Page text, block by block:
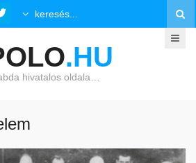
.HU
hivatalos oldala…